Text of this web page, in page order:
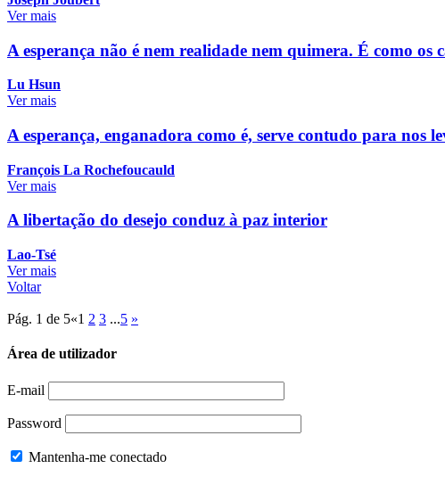
Ver mais
A esperança não é nem realidade nem quimera. É como
Lu Hsun
Ver mais
A esperança, enganadora como é, serve contudo para nos
François La Rochefoucauld
Ver mais
A libertação do desejo conduz à paz interior
Lao-Tsé
Ver mais
Voltar
Pág. 1 de 5«1 2 3 ...5 »
Área de utilizador
E-mail
Password
Mantenha-me conectado